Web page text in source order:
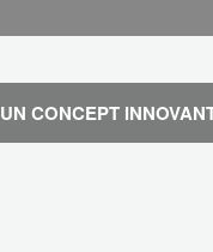
UN CONCEPT